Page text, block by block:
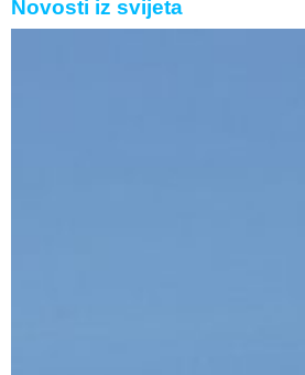
Novosti iz svijeta